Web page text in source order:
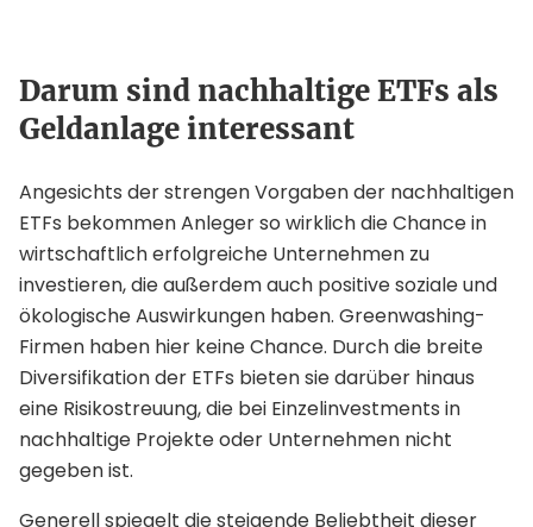
Darum sind nachhaltige ETFs als
Geldanlage interessant
Angesichts der strengen Vorgaben der nachhaltigen
ETFs bekommen Anleger so wirklich die Chance in
wirtschaftlich erfolgreiche Unternehmen zu
investieren, die außerdem auch positive soziale und
ökologische Auswirkungen haben. Greenwashing-
Firmen haben hier keine Chance. Durch die breite
Diversifikation der ETFs bieten sie darüber hinaus
eine Risikostreuung, die bei Einzelinvestments in
nachhaltige Projekte oder Unternehmen nicht
gegeben ist.
Generell spiegelt die steigende Beliebtheit dieser